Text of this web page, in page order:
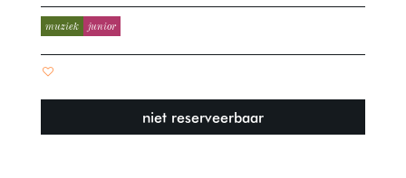
muziek junior
niet reserveerbaar